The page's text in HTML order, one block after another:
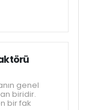
genel
biridir.
bir fak